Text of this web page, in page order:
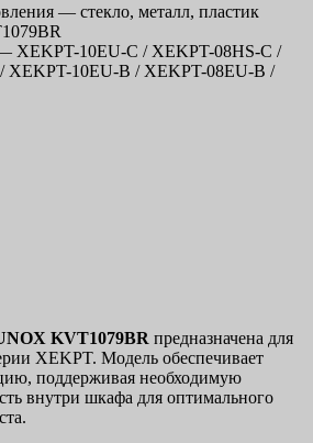
— cтекло, металл, пластик
XEKPT-10EU-C / XEKPT-08HS-C /
XEKPT-10EU-B / XEKPT-08EU-B /
KVT1079BR предназначена для
XEKPT. Модель обеспечивает
поддерживая необходимую
внутри шкафа для оптимального